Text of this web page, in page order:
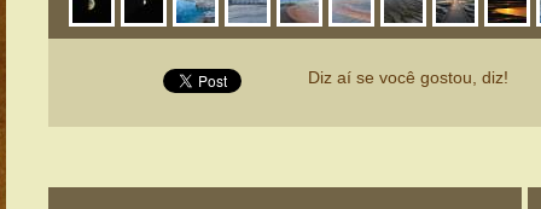
Diz aí se você gostou, diz!